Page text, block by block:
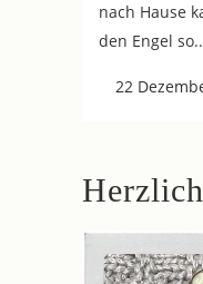
nach Hause
den Engel
22